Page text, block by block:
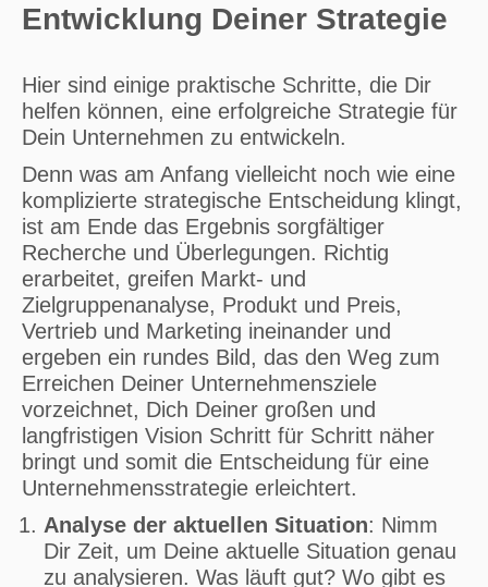
Entwicklung Deiner Strategie
Hier sind einige praktische Schritte, die Dir
helfen können, eine erfolgreiche Strategie für
Dein Unternehmen zu entwickeln.
Denn was am Anfang vielleicht noch wie eine
komplizierte strategische Entscheidung klingt,
ist am Ende das Ergebnis sorgfältiger
Recherche und Überlegungen. Richtig
erarbeitet, greifen Markt- und
Zielgruppenanalyse, Produkt und Preis,
Vertrieb und Marketing ineinander und
ergeben ein rundes Bild, das den Weg zum
Erreichen Deiner Unternehmensziele
vorzeichnet, Dich Deiner großen und
langfristigen Vision Schritt für Schritt näher
bringt und somit die Entscheidung für eine
Unternehmensstrategie erleichtert.
Analyse der aktuellen Situation: Nimm
Dir Zeit, um Deine aktuelle Situation genau
zu analysieren. Was läuft gut? Wo gibt es